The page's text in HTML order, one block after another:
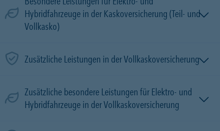
Hybridfahrzeuge in der Kaskoversicherung (Teil- und
Vollkasko)
Zusätzliche Leistungen in der Vollkaskoversicherung
Zusätzliche besondere Leistungen für Elektro- und
Hybridfahrzeuge in der Vollkaskoversicherung